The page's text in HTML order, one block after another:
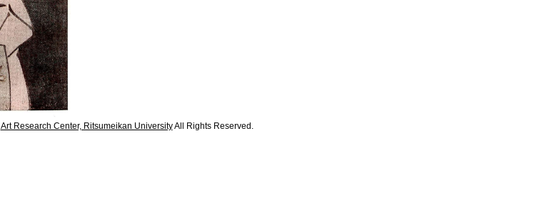
Art Research Center, Ritsumeikan UniversityAll Rights Reserved.